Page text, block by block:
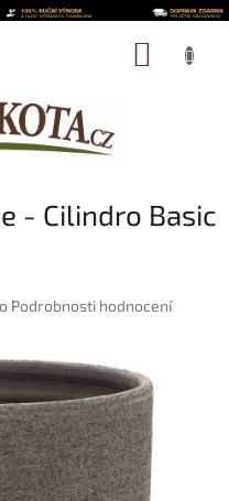
- Cilindro Basic
Podrobnosti hodnocení